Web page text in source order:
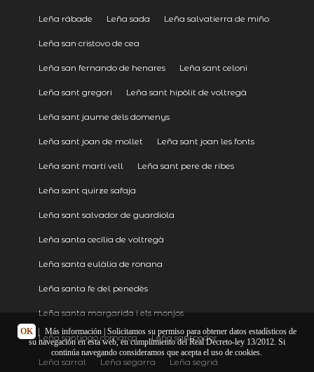
Leña rábade Leña sada Leña salvatierra de miño
Leña san cristovo de cea
Leña san fernando de henares Leña sant celoni
Leña sant gregori Leña sant hipòlit de voltregà
Leña sant jaume dels domenys
Leña sant joan de mollet Leña sant joan les fonts
Leña sant martí vell Leña sant pere de ribes
Leña sant quirze safaja
Leña sant salvador de guardiola
Leña santa cecília de voltregà
Leña santa eulàlia de ronana
Leña santa fe del penedès
Leña santa margarida i els monjos
Leña santiago comarca Leña santpedor
Leña sarral Leña segarra Leña segriá
OK Más información| Solicitamos su permiso para obtener datos estadísticos de
su navegación en esta web, en cumplimiento del Real Decreto-ley 13/2012. Si
continúa navegando consideramos que acepta el uso de cookies.